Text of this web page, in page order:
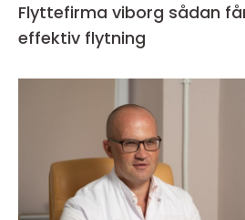
Flyttefirma viborg sådan får du en tryg og
effektiv flytning